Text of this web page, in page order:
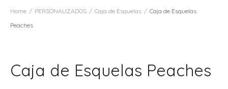
Home / PERSONALIZADOS / Caja de Esquelas / Caja de Esquelas
Peaches
Caja de Esquelas Peaches